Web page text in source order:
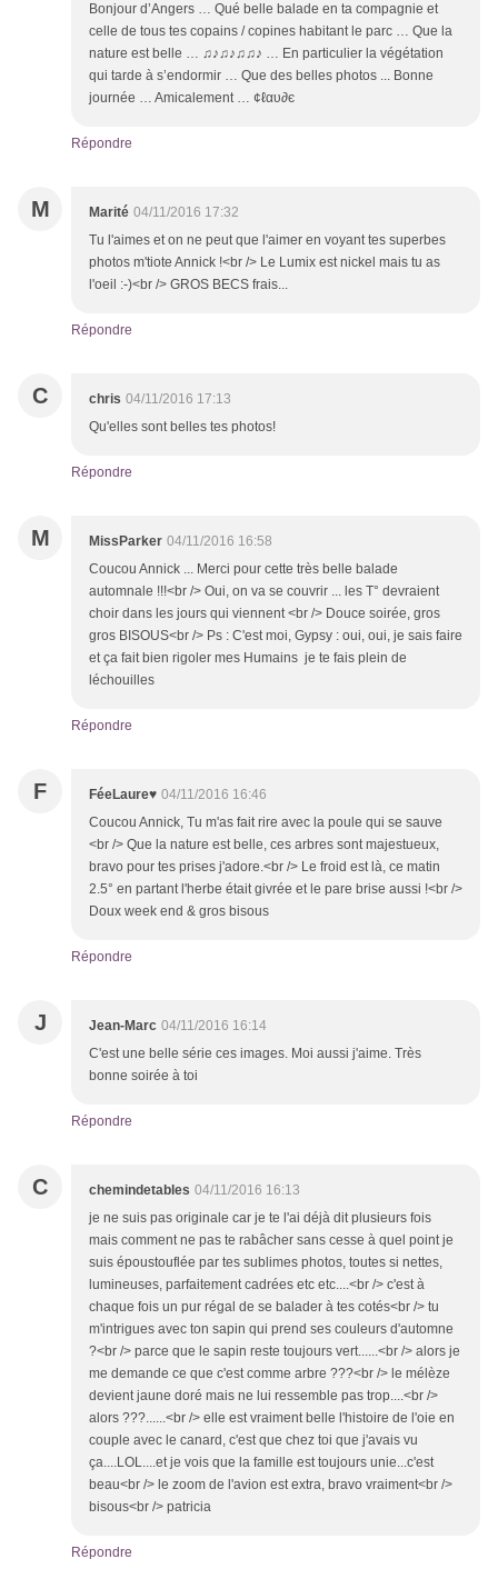
Bonjour d’Angers … Qué belle balade en ta compagnie et
celle de tous tes copains / copines habitant le parc … Que la
nature est belle … ♫♪♫♪♫♫♪ … En particulier la végétation
qui tarde à s’endormir … Que des belles photos ... Bonne
journée … Amicalement … ¢ℓαυ∂є
Répondre
M Marité 04/11/2016 17:32
Tu l'aimes et on ne peut que l'aimer en voyant tes superbes
photos m'tiote Annick !<br /> Le Lumix est nickel mais tu as
l'oeil :-)<br /> GROS BECS frais...
Répondre
C chris 04/11/2016 17:13
Qu'elles sont belles tes photos!
Répondre
M MissParker 04/11/2016 16:58
Coucou Annick ... Merci pour cette très belle balade
automnale !!!<br /> Oui, on va se couvrir ... les T° devraient
choir dans les jours qui viennent <br /> Douce soirée, gros
gros BISOUS<br /> Ps : C'est moi, Gypsy : oui, oui, je sais faire
et ça fait bien rigoler mes Humains je te fais plein de
léchouilles
Répondre
F FéeLaure♥ 04/11/2016 16:46
Coucou Annick, Tu m'as fait rire avec la poule qui se sauve
<br /> Que la nature est belle, ces arbres sont majestueux,
bravo pour tes prises j'adore.<br /> Le froid est là, ce matin
2.5° en partant l'herbe était givrée et le pare brise aussi !<br />
Doux week end & gros bisous
Répondre
J Jean-Marc 04/11/2016 16:14
C'est une belle série ces images. Moi aussi j'aime. Très
bonne soirée à toi
Répondre
C chemindetables 04/11/2016 16:13
je ne suis pas originale car je te l'ai déjà dit plusieurs fois
mais comment ne pas te rabâcher sans cesse à quel point je
suis époustouflée par tes sublimes photos, toutes si nettes,
lumineuses, parfaitement cadrées etc etc....<br /> c'est à
chaque fois un pur régal de se balader à tes cotés<br /> tu
m'intrigues avec ton sapin qui prend ses couleurs d'automne
?<br /> parce que le sapin reste toujours vert......<br /> alors je
me demande ce que c'est comme arbre ???<br /> le mélèze
devient jaune doré mais ne lui ressemble pas trop....<br />
alors ???......<br /> elle est vraiment belle l'histoire de l'oie en
couple avec le canard, c'est que chez toi que j'avais vu
ça....LOL....et je vois que la famille est toujours unie...c'est
beau<br /> le zoom de l'avion est extra, bravo vraiment<br />
bisous<br /> patricia
Répondre